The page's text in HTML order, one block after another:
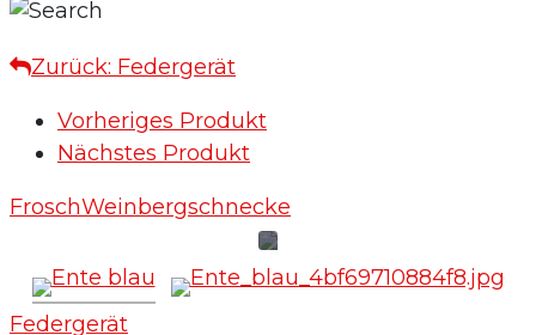
Zurück: Federgerät
Vorheriges Produkt
Nächstes Produkt
FroschWeinbergschnecke
Federgerät